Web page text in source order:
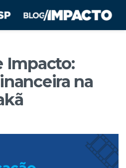
Impacto:
na